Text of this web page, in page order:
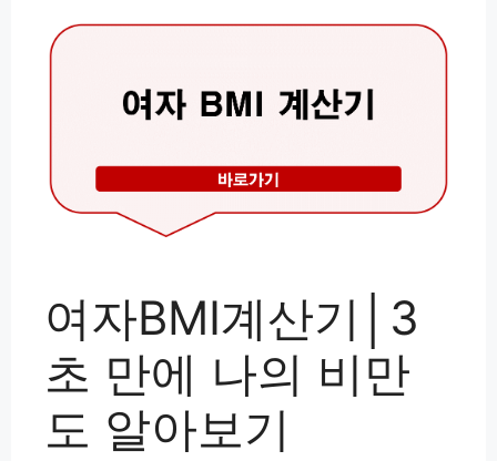
여자BMI계산기│3
초 만에 나의 비만
도 알아보기